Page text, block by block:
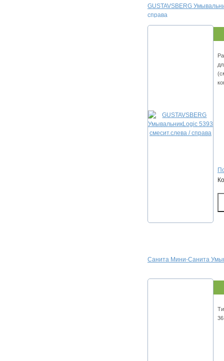
GUSTAVSBERG
справа
Санита Мини-Санита